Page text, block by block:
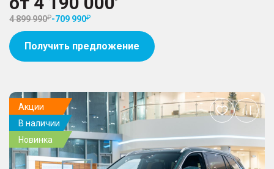
4 899 990 -709 990
Получить предложение
Акции
В наличии
Новинка
Добавить
в
избранное